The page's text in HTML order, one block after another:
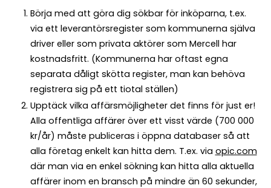
Börja med att göra dig sökbar för inköparna, t.ex.
via ett leverantörsregister som kommunerna själva
driver eller som privata aktörer som Mercell har
kostnadsfritt. (Kommunerna har oftast egna
separata dåligt skötta register, man kan behöva
registrera sig på ett tiotal ställen)
Upptäck vilka affärsmöjligheter det finns för just er!
Alla offentliga affärer över ett visst värde (700 000
kr/år) måste publiceras i öppna databaser så att
alla företag enkelt kan hitta dem. T.ex. via opic.com
där man via en enkel sökning kan hitta alla aktuella
affärer inom en bransch på mindre än 60 sekunder,